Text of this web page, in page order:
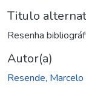
Titulo
Resenha
Autor(a)
Resende,